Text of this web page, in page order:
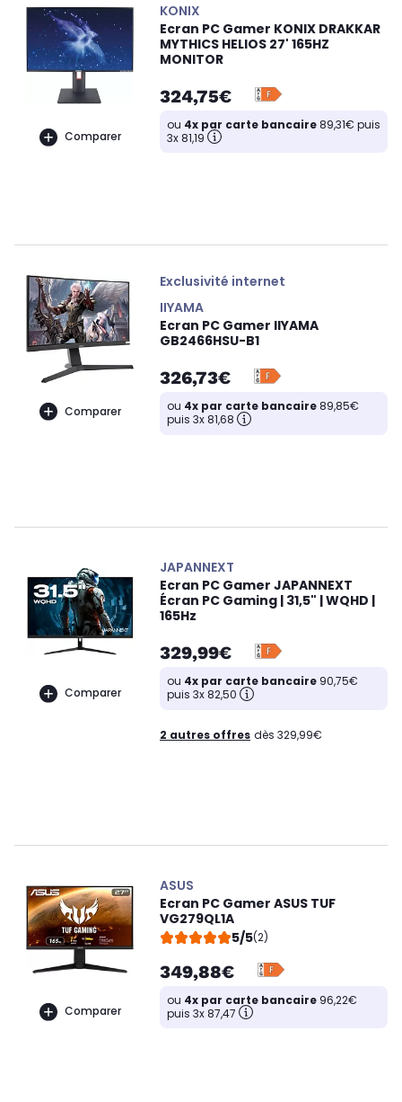
Comparer
KONIX
Ecran PC Gamer KONIX DRAKKAR
MYTHICS HELIOS 27' 165HZ
MONITOR
324,75€
ou 4x par carte bancaire89,31€ puis
3x 81,19
Comparer
Exclusivité internet
IIYAMA
Ecran PC Gamer IIYAMA
GB2466HSU-B1
326,73€
ou 4x par carte bancaire89,85€
puis 3x 81,68
Comparer
JAPANNEXT
Ecran PC Gamer JAPANNEXT
Écran PC Gaming | 31,5" | WQHD |
165Hz
329,99€
ou 4x par carte bancaire 90,75€
puis 3x 82,50
2 autres offres dès 329,99€
Comparer
ASUS
Ecran PC Gamer ASUS TUF
VG279QL1A
5/5(2)
349,88€
ou 4x par carte bancaire 96,22€
puis 3x 87,47